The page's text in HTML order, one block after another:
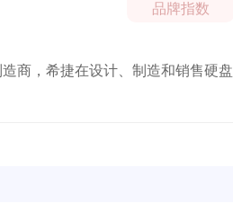
品牌指数
商，希捷在设计、制造和销售硬盘